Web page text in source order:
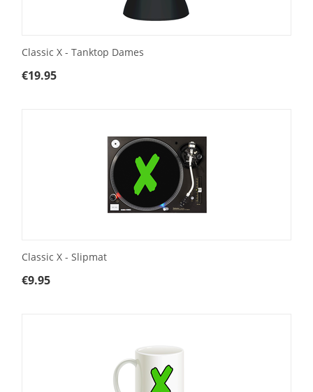
Classic X - Tanktop Dames
€19.95
Classic X - Slipmat
€9.95